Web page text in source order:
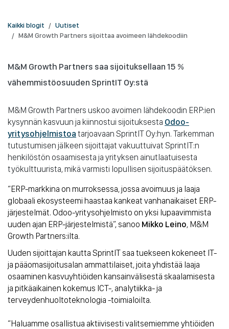
Kaikki blogit
Uutiset
M&M Growth Partners sijoittaa avoimeen lähdekoodiin
M&M Growth Partners saa sijoituksellaan 15 %
vähemmistöosuuden SprintIT Oy:stä
M&M Growth Partners uskoo avoimen lähdekoodin ERP:ien
kysynnän kasvuun ja kiinnostui sijoituksesta Odoo-
yritysohjelmistoa tarjoavaan SprintIT Oy:hyn. Tarkemman
tutustumisen jälkeen sijoittajat vakuuttuivat SprintIT:n
henkilöstön osaamisesta ja yrityksen ainutlaatuisesta
työkulttuurista, mikä varmisti lopullisen sijoituspäätöksen.
“ERP-markkina on murroksessa, jossa avoimuus ja laaja
globaali ekosysteemi haastaa kankeat vanhanaikaiset ERP-
järjestelmät. Odoo-yritysohjelmisto on yksi lupaavimmista
uuden ajan ERP-järjestelmistä”, sanoo Mikko Leino, M&M
Growth Partners:ilta.
Uuden sijoittajan kautta SprintIT saa tuekseen kokeneet IT-
ja pääomasijoitusalan ammattilaiset, joita yhdistää laaja
osaaminen kasvuyhtiöiden kansainvälisestä skaalamisesta
ja pitkäaikainen kokemus ICT-, analytiikka- ja
terveydenhuoltoteknologia -toimialoilta.
“Haluamme osallistua aktiivisesti valitsemiemme yhtiöiden